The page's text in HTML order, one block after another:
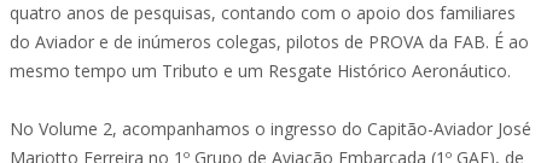
quatro anos de pesquisas, contando com o apoio dos familiares
do Aviador e de inúmeros colegas, pilotos de PROVA da FAB. É ao
mesmo tempo um Tributo e um Resgate Histórico Aeronáutico.
No Volume 2, acompanhamos o ingresso do Capitão-Aviador José
Mariotto Ferreira no 1º Grupo de Aviação Embarcada (1º GAE), de